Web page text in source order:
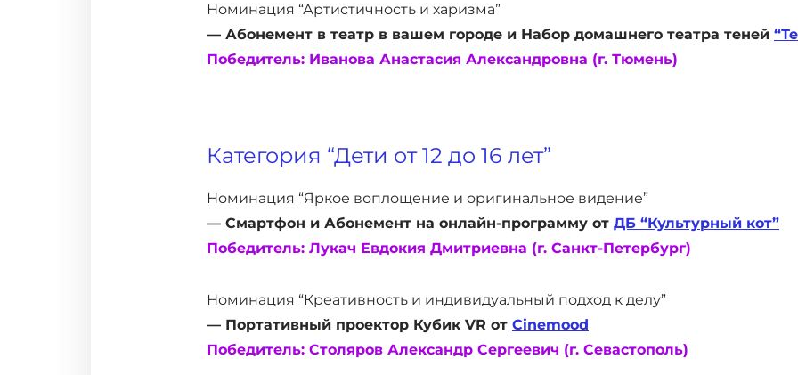
Номинация “Артистичность и харизма”
— Абонемент в театр в вашем городе и Набор домашнего театра теней
Победитель: Иванова Анастасия Александровна (г. Тюмень)
Категория “Дети от 12 до 16 лет”
Номинация “Яркое воплощение и оригинальное видение”
— Смартфон и Абонемент на онлайн-программу от ДБ “Культурный кот”
Победитель: Лукач Евдокия Дмитриевна (г. Санкт-Петербург)
Номинация “Креативность и индивидуальный подход к делу”
— Портативный проектор Кубик VR от Cinemood
Победитель: Столяров Александр Сергеевич (г. Севастополь)